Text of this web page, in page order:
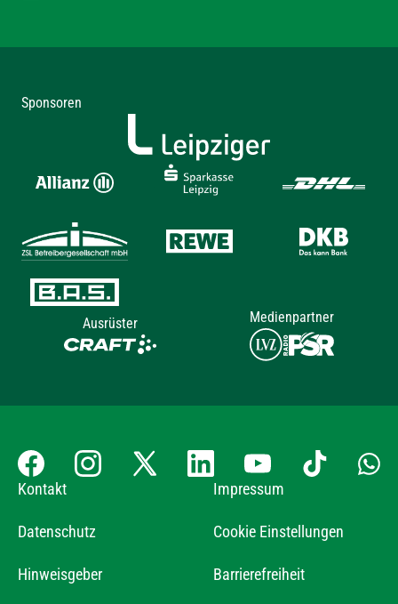
Sponsoren
Ausrüster Medienpartner
Kontakt Impressum
Datenschutz Cookie Einstellungen
Hinweisgeber Barrierefreiheit